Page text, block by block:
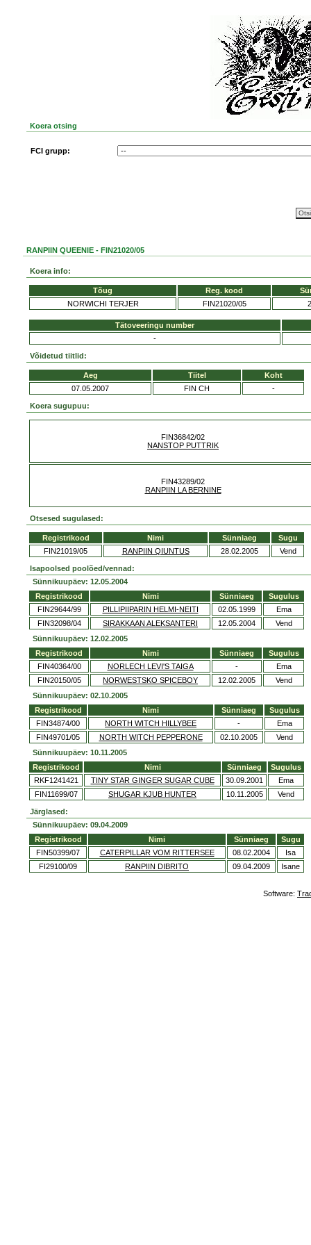
Koera otsing
FCI grupp:
RANPIIN QUEENIE - FIN21020/05
Koera info:
Tõug Reg. kood
NORWICHI TERJER
FIN21020/05
Tätoveeringu number
-
Võidetud tiitlid:
Aeg Tiitel
Koht
07.05.2007
FIN CH -
Koera sugupuu:
FIN36842/02
NANSTOP PUTTRIK
FIN43289/02
RANPIIN LA BERNINE
Otsesed sugulased:
Registrikood Nimi Sünniaeg
Sugu
FIN21019/05
RANPIIN QIUNTUS 28.02.2005 Vend
Isapoolsed poolõed/vennad:
Sünnikuupäev: 12.05.2004
Registrikood
Nimi Sünniaeg
Sugulus
FIN29644/99
PILLIPIIPARIN HELMI-NEITI 02.05.1999
Ema
FIN32098/04
SIRAKKAAN ALEKSANTERI 12.05.2004
Vend
Sünnikuupäev: 12.02.2005
Registrikood
Nimi Sünniaeg
Sugulus
FIN40364/00
NORLECH LEVI'S TAIGA -
Ema
FIN20150/05
NORWESTSKO SPICEBOY 12.02.2005
Vend
Sünnikuupäev: 02.10.2005
Registrikood
Nimi Sünniaeg
Sugulus
FIN34874/00
NORTH WITCH HILLYBEE -
Ema
FIN49701/05
NORTH WITCH PEPPERONE 02.10.2005
Vend
Sünnikuupäev: 10.11.2005
Registrikood
Nimi Sünniaeg
Sugulus
RKF1241421
TINY STAR GINGER SUGAR CUBE 30.09.2001
Ema
FIN11699/07
SHUGAR KJUB HUNTER 10.11.2005 Vend
Järglased:
Sünnikuupäev: 09.04.2009
Registrikood
Nimi Sünniaeg
Sugu
FIN50399/07
CATERPILLAR VOM RITTERSEE 08.02.2004
Isa
FI29100/09
RANPIIN DIBRITO 09.04.2009 Isane
Software: